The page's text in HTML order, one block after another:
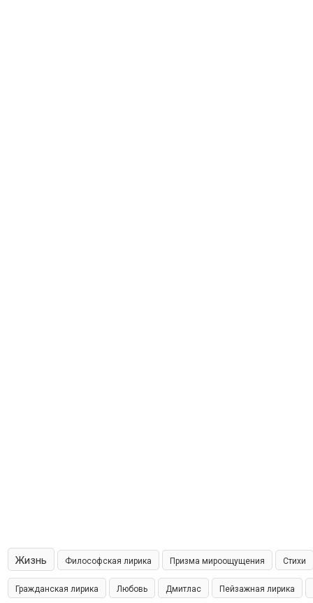
Жизнь Философская лирика Призма мироощущения Стихи
Гражданская лирика Любовь Дмитлас Пейзажная лирика